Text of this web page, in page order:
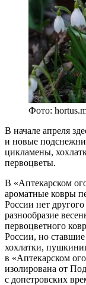
Фото:
В начале апреля
и новые
цикламены,
первоцветы.
В «Аптекарском
ароматные ковры
России нет
разнообразие
первоцветного
России, но
хохлатки,
в «Аптекарском
изолирована от
с допетровских